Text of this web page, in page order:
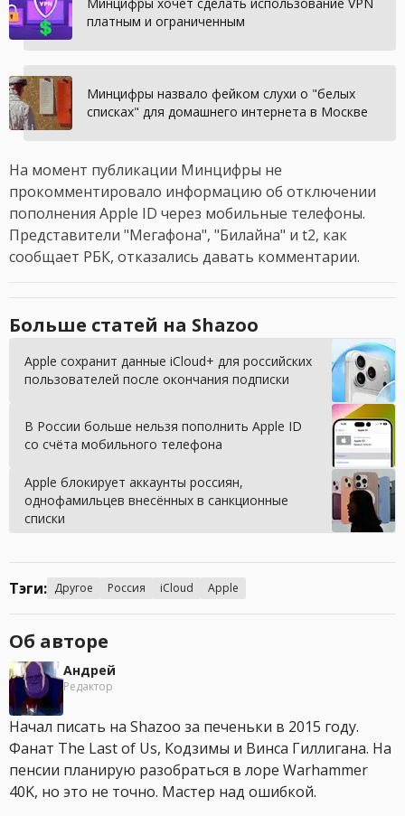
платным и ограниченным
Минцифры назвало фейком слухи о "белых
списках" для домашнего интернета в Москве
На момент публикации Минцифры не
прокомментировало информацию об отключении
пополнения Apple ID через мобильные телефоны.
Представители "Мегафона", "Билайна" и t2, как
сообщает РБК, отказались давать комментарии.
Больше статей на Shazoo
Apple сохранит данные iCloud+ для российских
пользователей после окончания подписки
В России больше нельзя пополнить Apple ID
со счёта мобильного телефона
Apple блокирует аккаунты россиян,
однофамильцев внесённых в санкционные
списки
Тэги: Другое Россия iCloud Apple
Об авторе
Андрей
Редактор
Начал писать на Shazoo за печеньки в 2015 году.
Фанат The Last of Us, Кодзимы и Винса Гиллигана. На
пенсии планирую разобраться в лоре Warhammer
40K, но это не точно. Мастер над ошибкой.